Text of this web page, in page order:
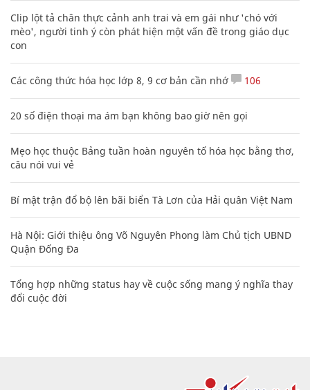
Clip lột tả chân thực cảnh anh trai và em gái như 'chó với
mèo', người tinh ý còn phát hiện một vấn đề trong giáo dục
con
Các công thức hóa học lớp 8, 9 cơ bản cần nhớ 106
20 số điện thoại ma ám bạn không bao giờ nên gọi
Mẹo học thuộc Bảng tuần hoàn nguyên tố hóa học bằng thơ,
câu nói vui vẻ
Bí mật trận đổ bộ lên bãi biển Tà Lơn của Hải quân Việt Nam
Hà Nội: Giới thiệu ông Võ Nguyên Phong làm Chủ tịch UBND
Quận Đống Đa
Tổng hợp những status hay về cuộc sống mang ý nghĩa thay
đổi cuộc đời